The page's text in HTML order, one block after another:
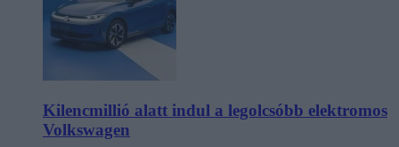
Kilencmillió alatt indul a legolcsóbb elektromos
Volkswagen